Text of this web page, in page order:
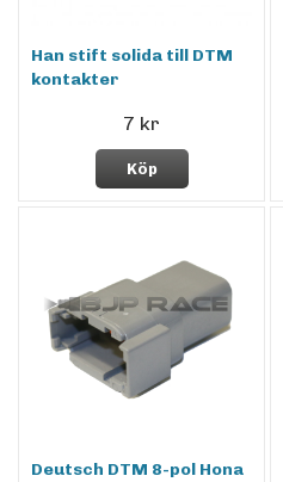
Han stift solida till DTM
kontakter
7 kr
Köp
Deutsch DTM 8-pol Hona